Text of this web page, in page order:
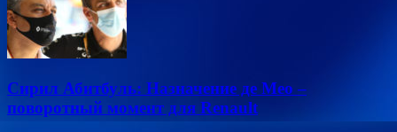
Сирил Абитбуль: Назначение де Мео –
поворотный момент для Renault